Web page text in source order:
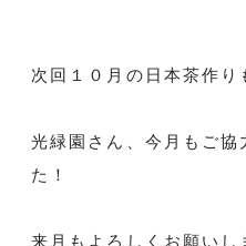
次回１０月の日本茶作り
光緑園さん、今月もご協
た！
来月もよろしくお願いし